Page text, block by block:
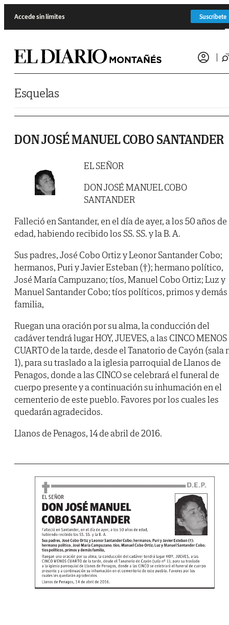
Accede sin límites Suscríbete
Esquelas
DON JOSÉ MANUEL COBO SANTANDER
EL SEÑOR
DON JOSÉ MANUEL COBO
SANTANDER
Falleció en Santander, en el día de ayer, a los 50 años de
edad, habiendo recibido los SS. SS. y la B. A.
Sus padres, José Cobo Ortiz y Leonor Santander Cobo;
hermanos, Puri y Javier Esteban (†); hermano político,
José María Campuzano; tíos, Manuel Cobo Ortiz; Luz y
Manuel Santander Cobo; tíos políticos, primos y demás
familia,
Ruegan una oración por su alma, la conducción del
cadáver tendrá lugar HOY, JUEVES, a las CINCO MENOS
CUARTO de la tarde, desde el Tanatorio de Cayón (sala
1), para su traslado a la iglesia parroquial de Llanos de
Penagos, donde a las CINCO se celebrará el funeral de
cuerpo presente y a continuación su inhumación en el
cementerio de este pueblo. Favores por los cuales les
quedarán agradecidos.
Llanos de Penagos, 14 de abril de 2016.